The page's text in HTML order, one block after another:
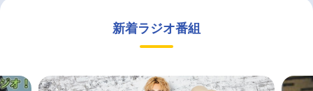
新着ラジオ番組